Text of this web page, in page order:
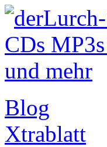
Blog
Xtrablatt